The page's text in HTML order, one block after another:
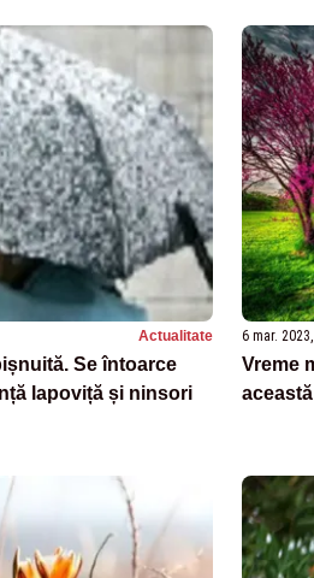
Actualitate
Se întoarce
lapoviță și ninsori
6 mar.
Vreme